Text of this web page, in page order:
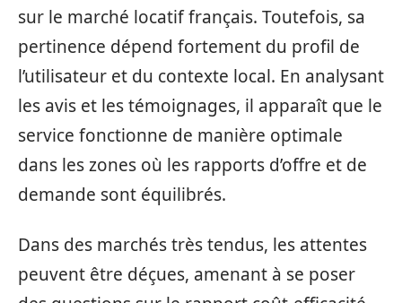
sur le marché locatif français. Toutefois, sa
pertinence dépend fortement du profil de
l’utilisateur et du contexte local. En analysant
les avis et les témoignages, il apparaît que le
service fonctionne de manière optimale
dans les zones où les rapports d’offre et de
demande sont équilibrés.
Dans des marchés très tendus, les attentes
peuvent être déçues, amenant à se poser